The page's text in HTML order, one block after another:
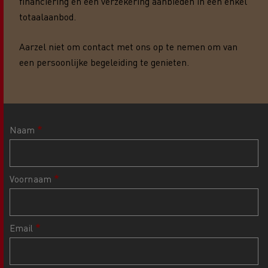
totaalaanbod.
Aarzel niet om contact met ons op te nemen om van
een persoonlijke begeleiding te genieten.
Naam
Voornaam
Email